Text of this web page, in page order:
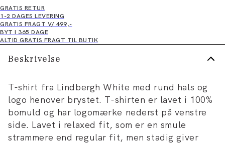
GRATIS RETUR
1-2 DAGES LEVERING
GRATIS FRAGT V/ 499,-
BYT I 365 DAGE
ALTID GRATIS FRAGT TIL BUTIK
Beskrivelse
T-shirt fra Lindbergh White med rund hals og
logo henover brystet. T-shirten er lavet i 100%
bomuld og har logomærke nederst på venstre
side. Lavet i relaxed fit, som er en smule
strammere end regular fit, men stadig giver